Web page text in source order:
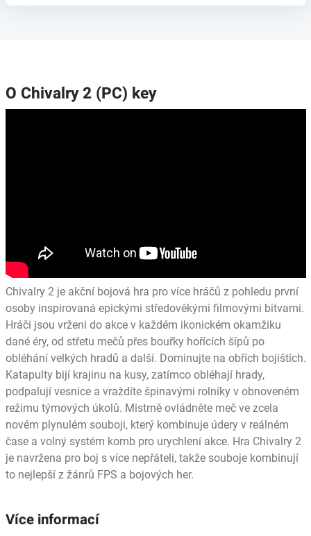
O Chivalry 2 (PC) key
Chivalry 2 je akční bojová hra pro více hráčů z pohledu první
osoby inspirovaná epickými středověkými filmovými bitvami.
Hráči jsou vrženi do akce v každém ikonickém okamžiku
dané éry, od střetu mečů přes bouřky hořících šípů po
obléhání velkých hradů a další. Dominujte na obřích bojištích.
Katapulty bijí krajinu na kusy, zatímco obléhají hrady,
podpalují vesnice a vraždíte špinavými rolníky v obnoveném
režimu týmových úkolů. Mistrně ovládněte meč ve zcela
novém plynulém souboji, který kombinuje údery v reálném
čase a volný systém komb pro urychlení akce. Hra Chivalry 2
je navržena pro boj s více nepřáteli, takže souboje kombinují
to nejlepší z žánrů FPS a bojových her.
Více informací